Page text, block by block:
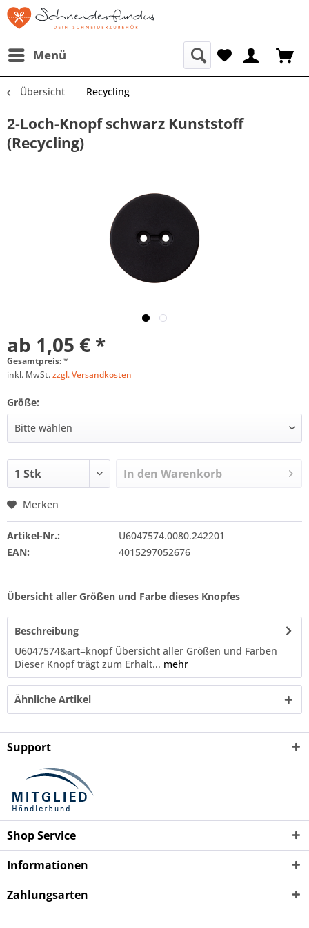
Menü
Übersicht Recycling
2-Loch-Knopf schwarz Kunststoff
(Recycling)
ab 1,05 € *
Gesamtpreis:*
inkl. MwSt.zzgl. Versandkosten
Größe:
In den Warenkorb
Merken
Artikel-Nr.:
U6047574.0080.242201
EAN:
4015297052676
Übersicht aller Größen und Farbe dieses Knopfes
Beschreibung
U6047574&art=knopf Übersicht aller Größen und Farben
Dieser Knopf trägt zum Erhalt... mehr
Ähnliche Artikel
Support
Shop Service
Informationen
Zahlungsarten